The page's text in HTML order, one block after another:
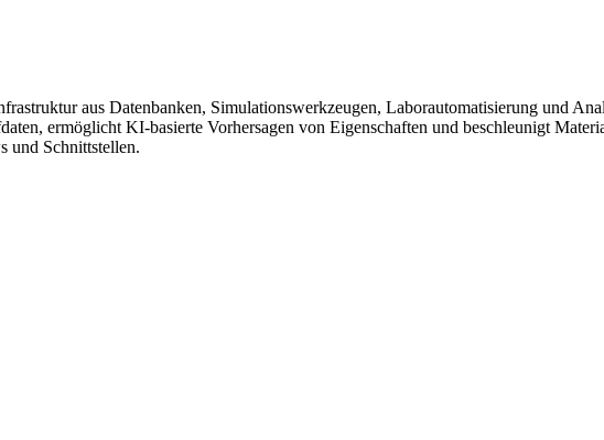
aus Datenbanken, Simulationswerkzeugen, Laborautomatisierung und
ermöglicht KI‑basierte Vorhersagen von Eigenschaften und beschleunigt
und Schnittstellen.